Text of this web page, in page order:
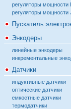
регуляторы мощности
регуляторы мощности
Пускатель
Энкодеры
линейные энкодеры
инкрементальные
Датчики
индуктивные датчики
оптические датчики
емкостные датчики
термодатчики